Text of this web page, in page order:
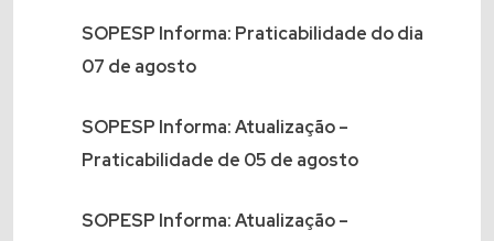
SOPESP Informa: Praticabilidade do dia
07 de agosto
SOPESP Informa: Atualização –
Praticabilidade de 05 de agosto
SOPESP Informa: Atualização –